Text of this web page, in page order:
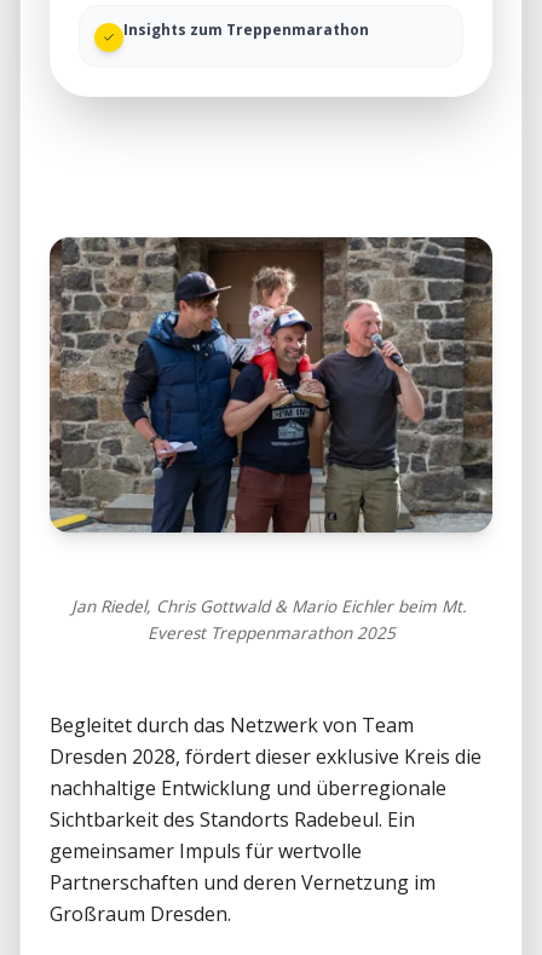
Insights zum Treppenmarathon
Jan Riedel, Chris Gottwald & Mario Eichler beim Mt.
Everest Treppenmarathon 2025
Begleitet durch das Netzwerk von Team
Dresden 2028, fördert dieser exklusive Kreis die
nachhaltige Entwicklung und überregionale
Sichtbarkeit des Standorts Radebeul. Ein
gemeinsamer Impuls für wertvolle
Partnerschaften und deren Vernetzung im
Großraum Dresden.